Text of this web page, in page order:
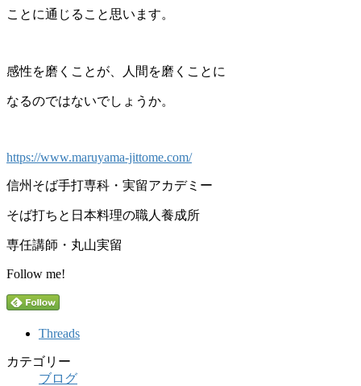
ことに通じること思います。
感性を磨くことが、人間を磨くことに
なるのではないでしょうか。
https://www.maruyama-jittome.com/
信州そば手打専科・実留アカデミー
そば打ちと日本料理の職人養成所
専任講師・丸山実留
Follow me!
Threads
カテゴリー
ブログ